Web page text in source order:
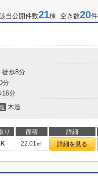
当公開件数21棟 空き数20件
徒歩8分
分
16分
木造
り 面積 詳細
22.01㎡ 詳細を見る